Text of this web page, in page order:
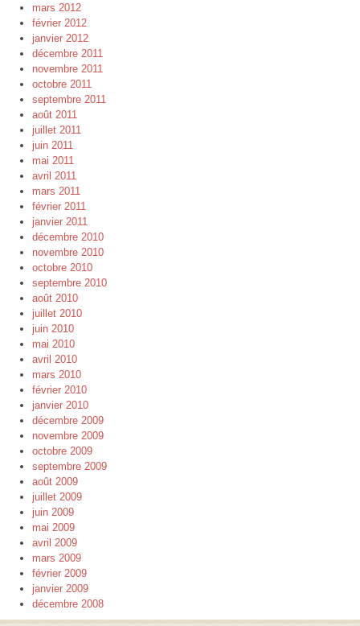
mars 2012
février 2012
janvier 2012
décembre 2011
novembre 2011
octobre 2011
septembre 2011
août 2011
juillet 2011
juin 2011
mai 2011
avril 2011
mars 2011
février 2011
janvier 2011
décembre 2010
novembre 2010
octobre 2010
septembre 2010
août 2010
juillet 2010
juin 2010
mai 2010
avril 2010
mars 2010
février 2010
janvier 2010
décembre 2009
novembre 2009
octobre 2009
septembre 2009
août 2009
juillet 2009
juin 2009
mai 2009
avril 2009
mars 2009
février 2009
janvier 2009
décembre 2008